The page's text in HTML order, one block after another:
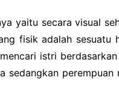
yaitu secara visual
fisik adalah sesuatu
istri
sedangkan